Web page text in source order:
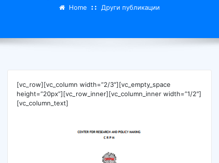
Home Други публикации
[vc_row][vc_column width=”2/3″][vc_empty_space
height=”20px”][vc_row_inner][vc_column_inner width=”1/2″]
[vc_column_text]